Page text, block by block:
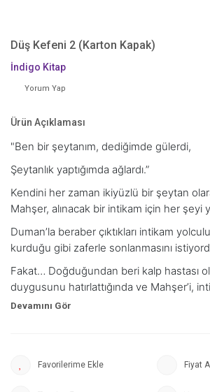
Düş Kefeni 2 (Karton Kapak)
İndigo Kitap
Yorum Yap
Ürün Açıklaması
"Ben bir şeytanım, dediğimde gülerdi,
Şeytanlık yaptığımda ağlardı.”
Kendini her zaman ikiyüzlü bir şeytan
Mahşer, alınacak bir intikam için her şeyi
Duman’la beraber çıktıkları intikam
kurduğu gibi zaferle sonlanmasını
Fakat… Doğduğundan beri kalp hastası
duygusunu hatırlattığında ve Mahşer’i,
çok istediğinde…
Duman’ın Mahşer’e her sabah aldığı oFiyat